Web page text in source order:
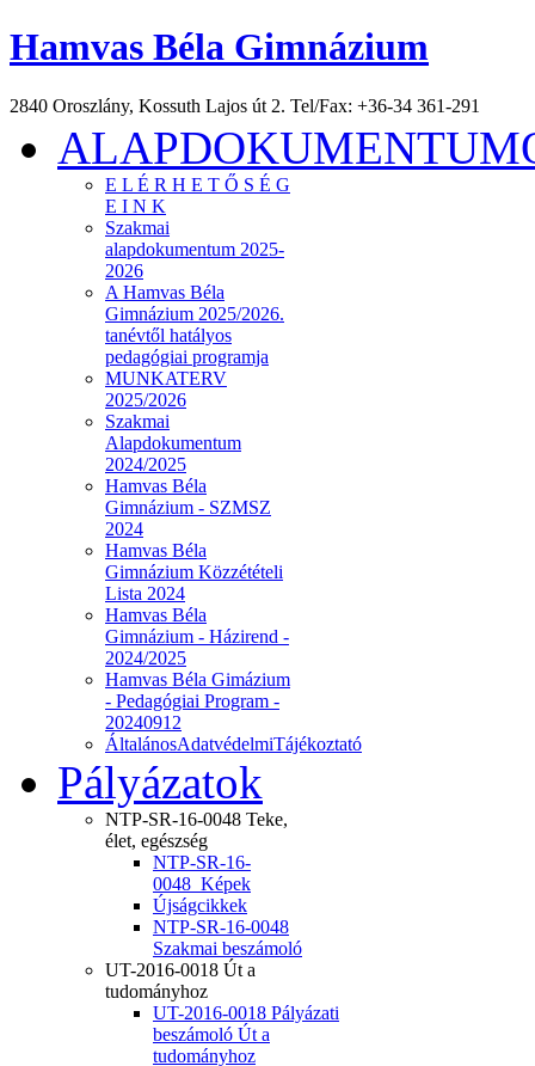
Hamvas Béla Gimnázium
2840 Oroszlány, Kossuth Lajos út 2. Tel/Fax: +36-34 361-291
E L É R H E T Ő S É G
E I N K
Szakmai
alapdokumentum 2025-
2026
A Hamvas Béla
Gimnázium 2025/2026.
tanévtől hatályos
pedagógiai programja
MUNKATERV
2025/2026
Szakmai
Alapdokumentum
2024/2025
Hamvas Béla
Gimnázium - SZMSZ
2024
Hamvas Béla
Gimnázium Közzétételi
Lista 2024
Hamvas Béla
Gimnázium - Házirend -
2024/2025
Hamvas Béla Gimázium
- Pedagógiai Program -
20240912
ÁltalánosAdatvédelmiTájékoztató
Pályázatok
NTP-SR-16-0048 Teke,
élet, egészség
NTP-SR-16-
0048_Képek
Újságcikkek
NTP-SR-16-0048
Szakmai beszámoló
UT-2016-0018 Út a
tudományhoz
UT-2016-0018 Pályázati
beszámoló Út a
tudományhoz